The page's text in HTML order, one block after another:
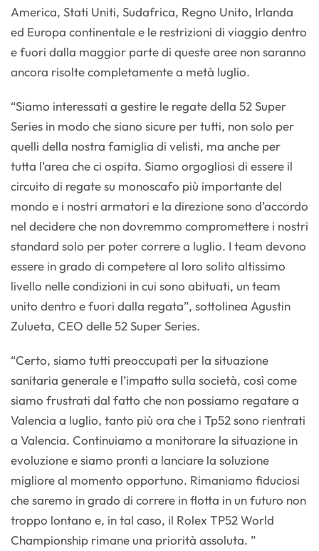
America, Stati Uniti, Sudafrica, Regno Unito, Irlanda
ed Europa continentale e le restrizioni di viaggio dentro
e fuori dalla maggior parte di queste aree non saranno
ancora risolte completamente a metà luglio.
“Siamo interessati a gestire le regate della 52 Super
Series in modo che siano sicure per tutti, non solo per
quelli della nostra famiglia di velisti, ma anche per
tutta l’area che ci ospita. Siamo orgogliosi di essere il
circuito di regate su monoscafo più importante del
mondo e i nostri armatori e la direzione sono d’accordo
nel decidere che non dovremmo compromettere i nostri
standard solo per poter correre a luglio. I team devono
essere in grado di competere al loro solito altissimo
livello nelle condizioni in cui sono abituati, un team
unito dentro e fuori dalla regata”, sottolinea Agustin
Zulueta, CEO delle 52 Super Series.
“Certo, siamo tutti preoccupati per la situazione
sanitaria generale e l’impatto sulla società, così come
siamo frustrati dal fatto che non possiamo regatare a
Valencia a luglio, tanto più ora che i Tp52 sono rientrati
a Valencia. Continuiamo a monitorare la situazione in
evoluzione e siamo pronti a lanciare la soluzione
migliore al momento opportuno. Rimaniamo fiduciosi
che saremo in grado di correre in flotta in un futuro non
troppo lontano e, in tal caso, il Rolex TP52 World
Championship rimane una priorità assoluta. ”